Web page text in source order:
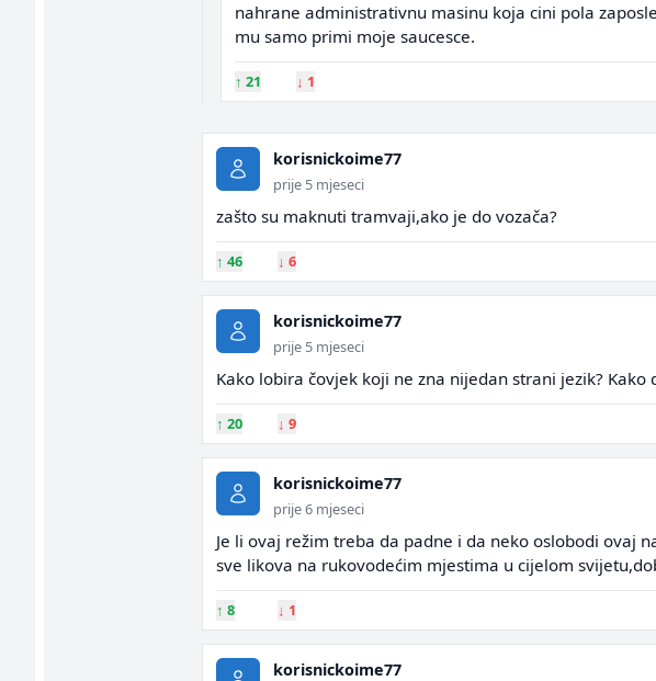
nahrane administrativnu masinu koja cini pola
mu samo primi moje saucesce.
↑ 21 ↓ 1
korisnickoime77
prije 5 mjeseci
zašto su maknuti tramvaji,ako je do vozača?
↑ 46 ↓ 6
korisnickoime77
prije 5 mjeseci
Kako lobira čovjek koji ne zna nijedan strani jezik? Kako
↑ 20 ↓ 9
korisnickoime77
prije 6 mjeseci
Je li ovaj režim treba da padne i da neko oslobodi ovaj
sve likova na rukovodećim mjestima u cijelom
↑ 8 ↓ 1
korisnickoime77